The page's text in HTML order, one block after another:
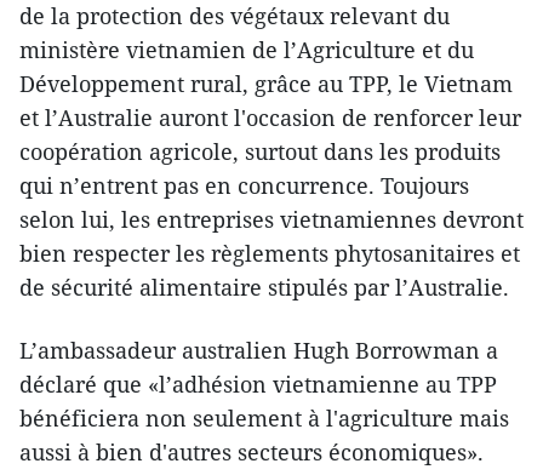
de la protection des végétaux relevant du
ministère vietnamien de l’Agriculture et du
Développement rural, grâce au TPP, le Vietnam
et l’Australie auront l'occasion de renforcer leur
coopération agricole, surtout dans les produits
qui n’entrent pas en concurrence. Toujours
selon lui, les entreprises vietnamiennes devront
bien respecter les règlements phytosanitaires et
de sécurité alimentaire stipulés par l’Australie.
L’ambassadeur australien Hugh Borrowman a
déclaré que «l’adhésion vietnamienne au TPP
bénéficiera non seulement à l'agriculture mais
aussi à bien d'autres secteurs économiques».